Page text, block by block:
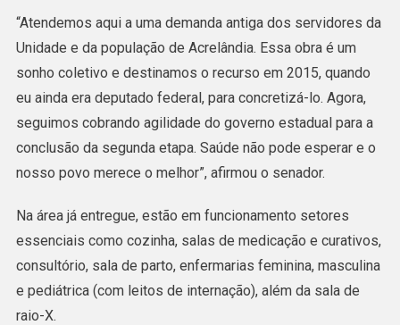
Mista
De
Acrelândia
Após
Reforma
Viabilizada
Por
Do
Senador
Alan
Rick
“Atendemos aqui a uma demanda antiga dos servidores da
Unidade e da população de Acrelândia. Essa obra é um
sonho coletivo e destinamos o recurso em 2015, quando
eu ainda era deputado federal, para concretizá-lo. Agora,
seguimos cobrando agilidade do governo estadual para a
conclusão da segunda etapa. Saúde não pode esperar e o
nosso povo merece o melhor”, afirmou o senador.
Na área já entregue, estão em funcionamento setores
essenciais como cozinha, salas de medicação e curativos,
consultório, sala de parto, enfermarias feminina, masculina
e pediátrica (com leitos de internação), além da sala de
raio-X.